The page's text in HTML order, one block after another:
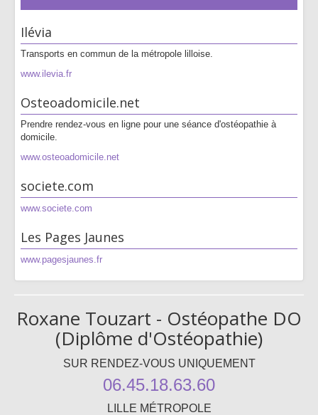
Ilévia
Transports en commun de la métropole lilloise.
www.ilevia.fr
Osteoadomicile.net
Prendre rendez-vous en ligne pour une séance d'ostéopathie à
domicile.
www.osteoadomicile.net
societe.com
www.societe.com
Les Pages Jaunes
www.pagesjaunes.fr
Roxane Touzart - Ostéopathe DO
(Diplôme d'Ostéopathie)
SUR RENDEZ-VOUS UNIQUEMENT
06.45.18.63.60
LILLE MÉTROPOLE